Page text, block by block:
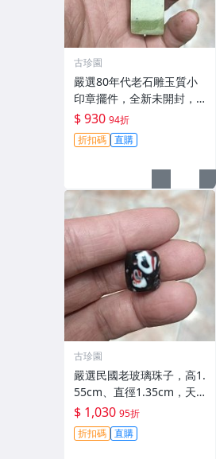
古珍園
嚴選80年代老石雕玉質小
印章擺件，全新未開封，
適合收藏與贈送 80年代 石
雕 印章擺件
$ 930 94折
折扣碼 直購
古珍園
嚴選民國老玻璃珠子，高1.
55cm、直徑1.35cm，天
然流淌花紋搭配珍珠魚，
獨特設計超適合收藏或贈
送。 黑色玻璃珠 珠寶 吊墜
$ 1,030 95折
折扣碼 直購